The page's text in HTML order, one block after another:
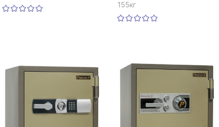
155кг